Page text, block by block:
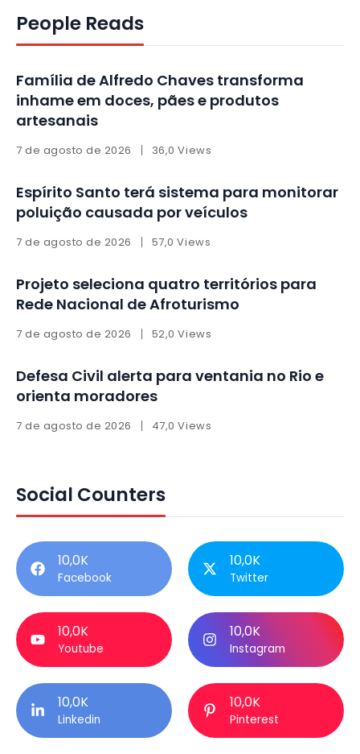
People Reads
Família de Alfredo Chaves transforma
inhame em doces, pães e produtos
artesanais
7 de agosto de 2026 36,0 Views
Espírito Santo terá sistema para monitorar
poluição causada por veículos
7 de agosto de 2026 57,0 Views
Projeto seleciona quatro territórios para
Rede Nacional de Afroturismo
7 de agosto de 2026 52,0 Views
Defesa Civil alerta para ventania no Rio e
orienta moradores
7 de agosto de 2026 47,0 Views
Social Counters
10,0K
Facebook
10,0K
Twitter
10,0K
Youtube
10,0K
Instagram
10,0K
Linkedin
10,0K
Pinterest